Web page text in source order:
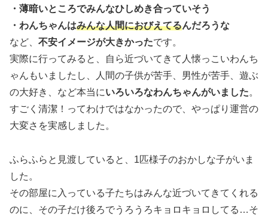
・薄暗いところでみんなひしめき合っていそう
・わんちゃんはみんな人間におびえてるんだろうな
など、 不安イメージが大きかったです。
実際に行ってみると、自ら近づいてきて人懐っこいわんち
ゃんもいましたし、人間の子供が苦手、男性が苦手、遊ぶ
の大好き、など本当にいろいろなわんちゃんがいました。
すごく清潔！ってわけではなかったので、やっぱり運営の
大変さを実感しました。
ふらふらと見渡していると、1匹様子のおかしな子がいま
した。
その部屋に入っている子たちはみんな近づいてきてくれる
のに、その子だけ後ろでうろうろキョロキョロしてる…そ